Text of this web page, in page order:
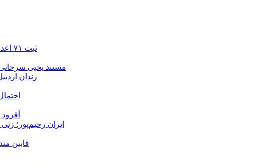
ثبت ۷۱ اعدام در ژوئیه؛ شمار اعدام‌ها در سال ۲۰۲۶ به دست‌کم ۴۴۴ نفر رسید
مستند یحیی
زندان اردبیل؛ احراز هویت ۵۴
ایران رحیم‌پور؛
قابین